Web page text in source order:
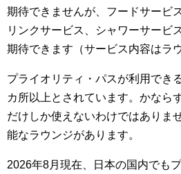
期待できませんが、フードサービ
リンクサービス、シャワーサービ
期待できます（サービス内容はラ
プライオリティ・パスが利用でき
カ所以上とされています。かなら
だけしか使えないわけではありま
能なラウンジがあります。
2026年8月現在、日本の国内でも